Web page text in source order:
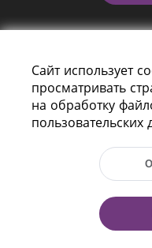
г. Минск,
Тел.: (+375 17)
Эл. почта:
Сайт использует
просматривать
на обработку
пользовательских